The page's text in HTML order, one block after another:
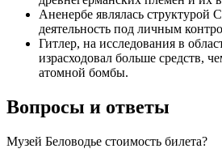
Аненербе являлась структурой
деятельность под личным
Гитлер, на исследования в
израсходовал больше средств,
атомной бомбы.
Вопросы и ответы
Музей Беловодье стоимость билета?